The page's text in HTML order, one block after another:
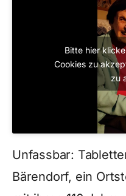
Bitte hier
Cookies zu
zu
Unfassbar:
Bärendorf, ein